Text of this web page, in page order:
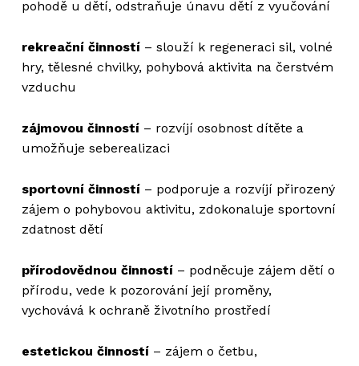
pohodě u dětí, odstraňuje únavu dětí z vyučování
rekreační činností– slouží k regeneraci sil, volné
hry, tělesné chvilky, pohybová aktivita na čerstvém
vzduchu
zájmovou činností– rozvíjí osobnost dítěte a
umožňuje seberealizaci
sportovní činností– podporuje a rozvíjí přirozený
zájem o pohybovou aktivitu, zdokonaluje sportovní
zdatnost dětí
přírodovědnou činností– podněcuje zájem dětí o
přírodu, vede k pozorování její proměny,
vychovává k ochraně životního prostředí
estetickou činností– zájem o četbu,